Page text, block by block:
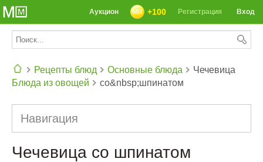
Вход
Регистрация
+100
Аукцион
Рецепты блюд
Основные блюда
Блюда из овощей
Чечевица
со&nbsp;шпинатом
Навигация
Чечевица со шпинатом